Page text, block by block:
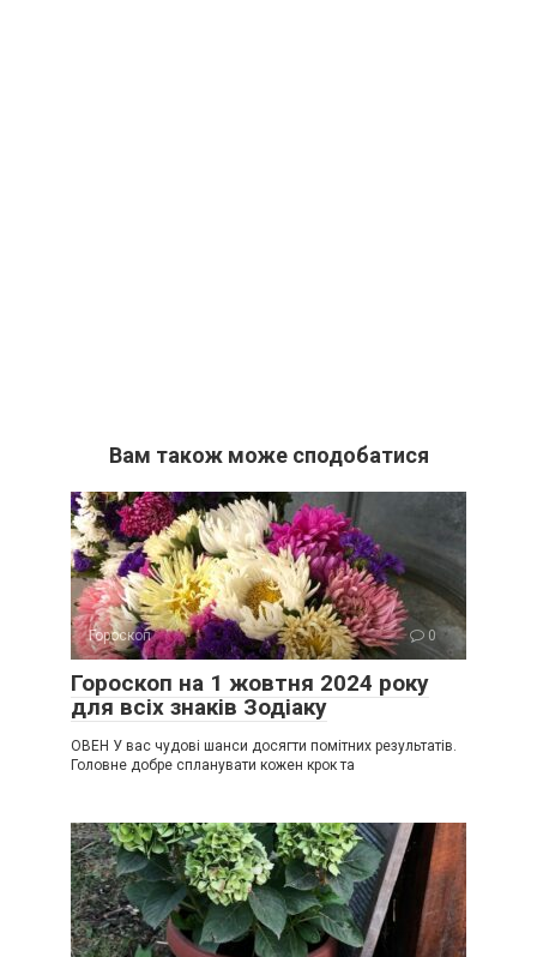
Вам також може сподобатися
Гороскоп 0
Гороскоп на 1 жовтня 2024 року
для всіх знаків Зодіаку
ОВЕН У вас чудові шанси досягти помітних результатів.
Головне добре спланувати кожен крок та